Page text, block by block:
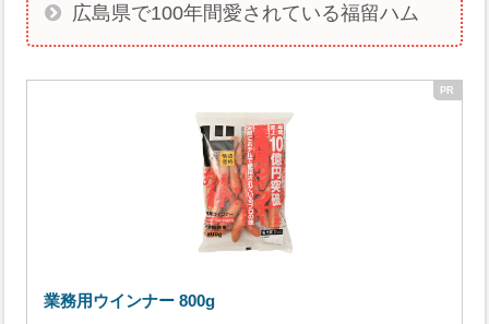
広島県で100年間愛されている福留ハム
業務用ウインナー 800g